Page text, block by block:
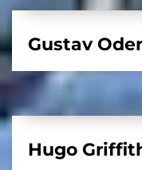
Gustav
Hugo